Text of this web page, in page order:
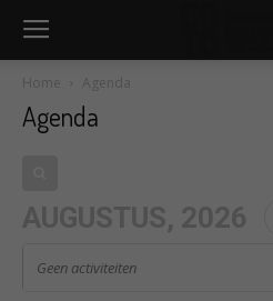
Home Agenda
Agenda
Geen activiteiten